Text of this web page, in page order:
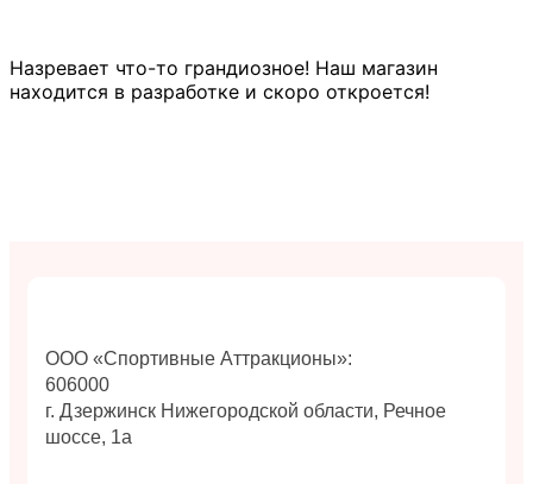
Назревает что-то грандиозное! Наш магазин
находится в разработке и скоро откроется!
ООО «Спортивные Аттракционы»:
606000
г. Дзержинск Нижегородской области, Речное
шоссе, 1а